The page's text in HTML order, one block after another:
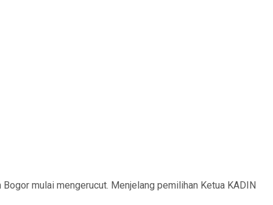
mulai mengerucut. Menjelang pemilihan Ketua KADIN